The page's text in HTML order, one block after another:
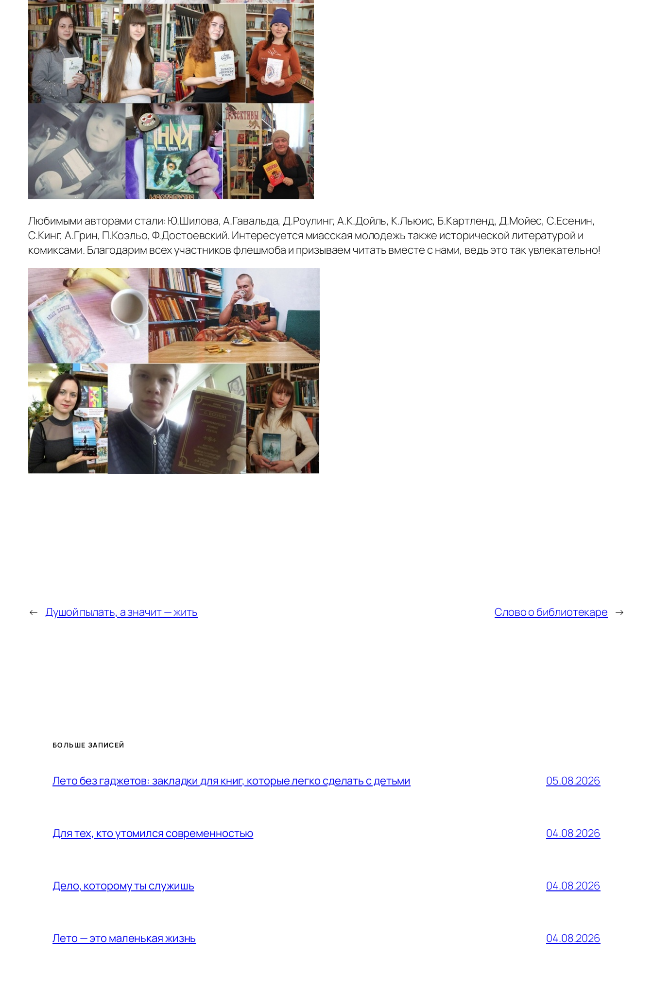
Любимыми авторами стали: Ю.Шилова, А.Гавальда, Д.Роулинг, А.К.Дойль, К.Льюис, Б.Картленд, Д.Мойес, С.Есенин,
С.Кинг, А.Грин, П.Коэльо, Ф.Достоевский. Интересуется миасская молодежь также исторической литературой и
комиксами. Благодарим всех участников флешмоба и призываем читать вместе с нами, ведь это так увлекательно!
← Душой пылать, а значит — жить Слово о библиотекаре →
БОЛЬШЕ ЗАПИСЕЙ
Лето без гаджетов: закладки для книг, которые легко сделать с детьми 05.08.2026
Для тех, кто утомился современностью 04.08.2026
Дело, которому ты служишь 04.08.2026
Лето — это маленькая жизнь 04.08.2026